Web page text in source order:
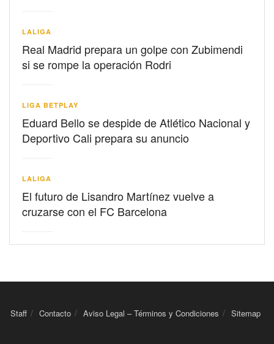
LALIGA
Real Madrid prepara un golpe con Zubimendi
si se rompe la operación Rodri
LIGA BETPLAY
Eduard Bello se despide de Atlético Nacional y
Deportivo Cali prepara su anuncio
LALIGA
El futuro de Lisandro Martínez vuelve a
cruzarse con el FC Barcelona
Staff Contacto Aviso Legal – Términos y Condiciones Sitemap